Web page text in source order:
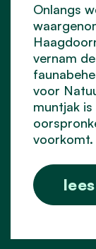
Onlangs
vernam
voor
muntjak
voorkomt.